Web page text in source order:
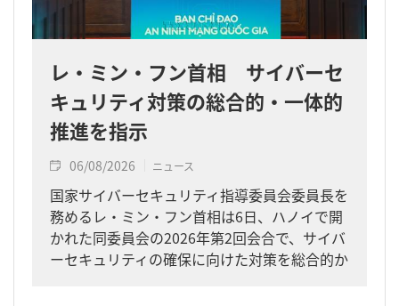
レ・ミン・フン首相 サイバーセ
キュリティ対策の総合的・一体的
推進を指示
06/08/2026 ニュース
国家サイバーセキュリティ指導委員会委員長を
務めるレ・ミン・フン首相は6日、ハノイで開
かれた同委員会の2026年第2回会合で、サイバ
ーセキュリティの確保に向けた対策を総合的か